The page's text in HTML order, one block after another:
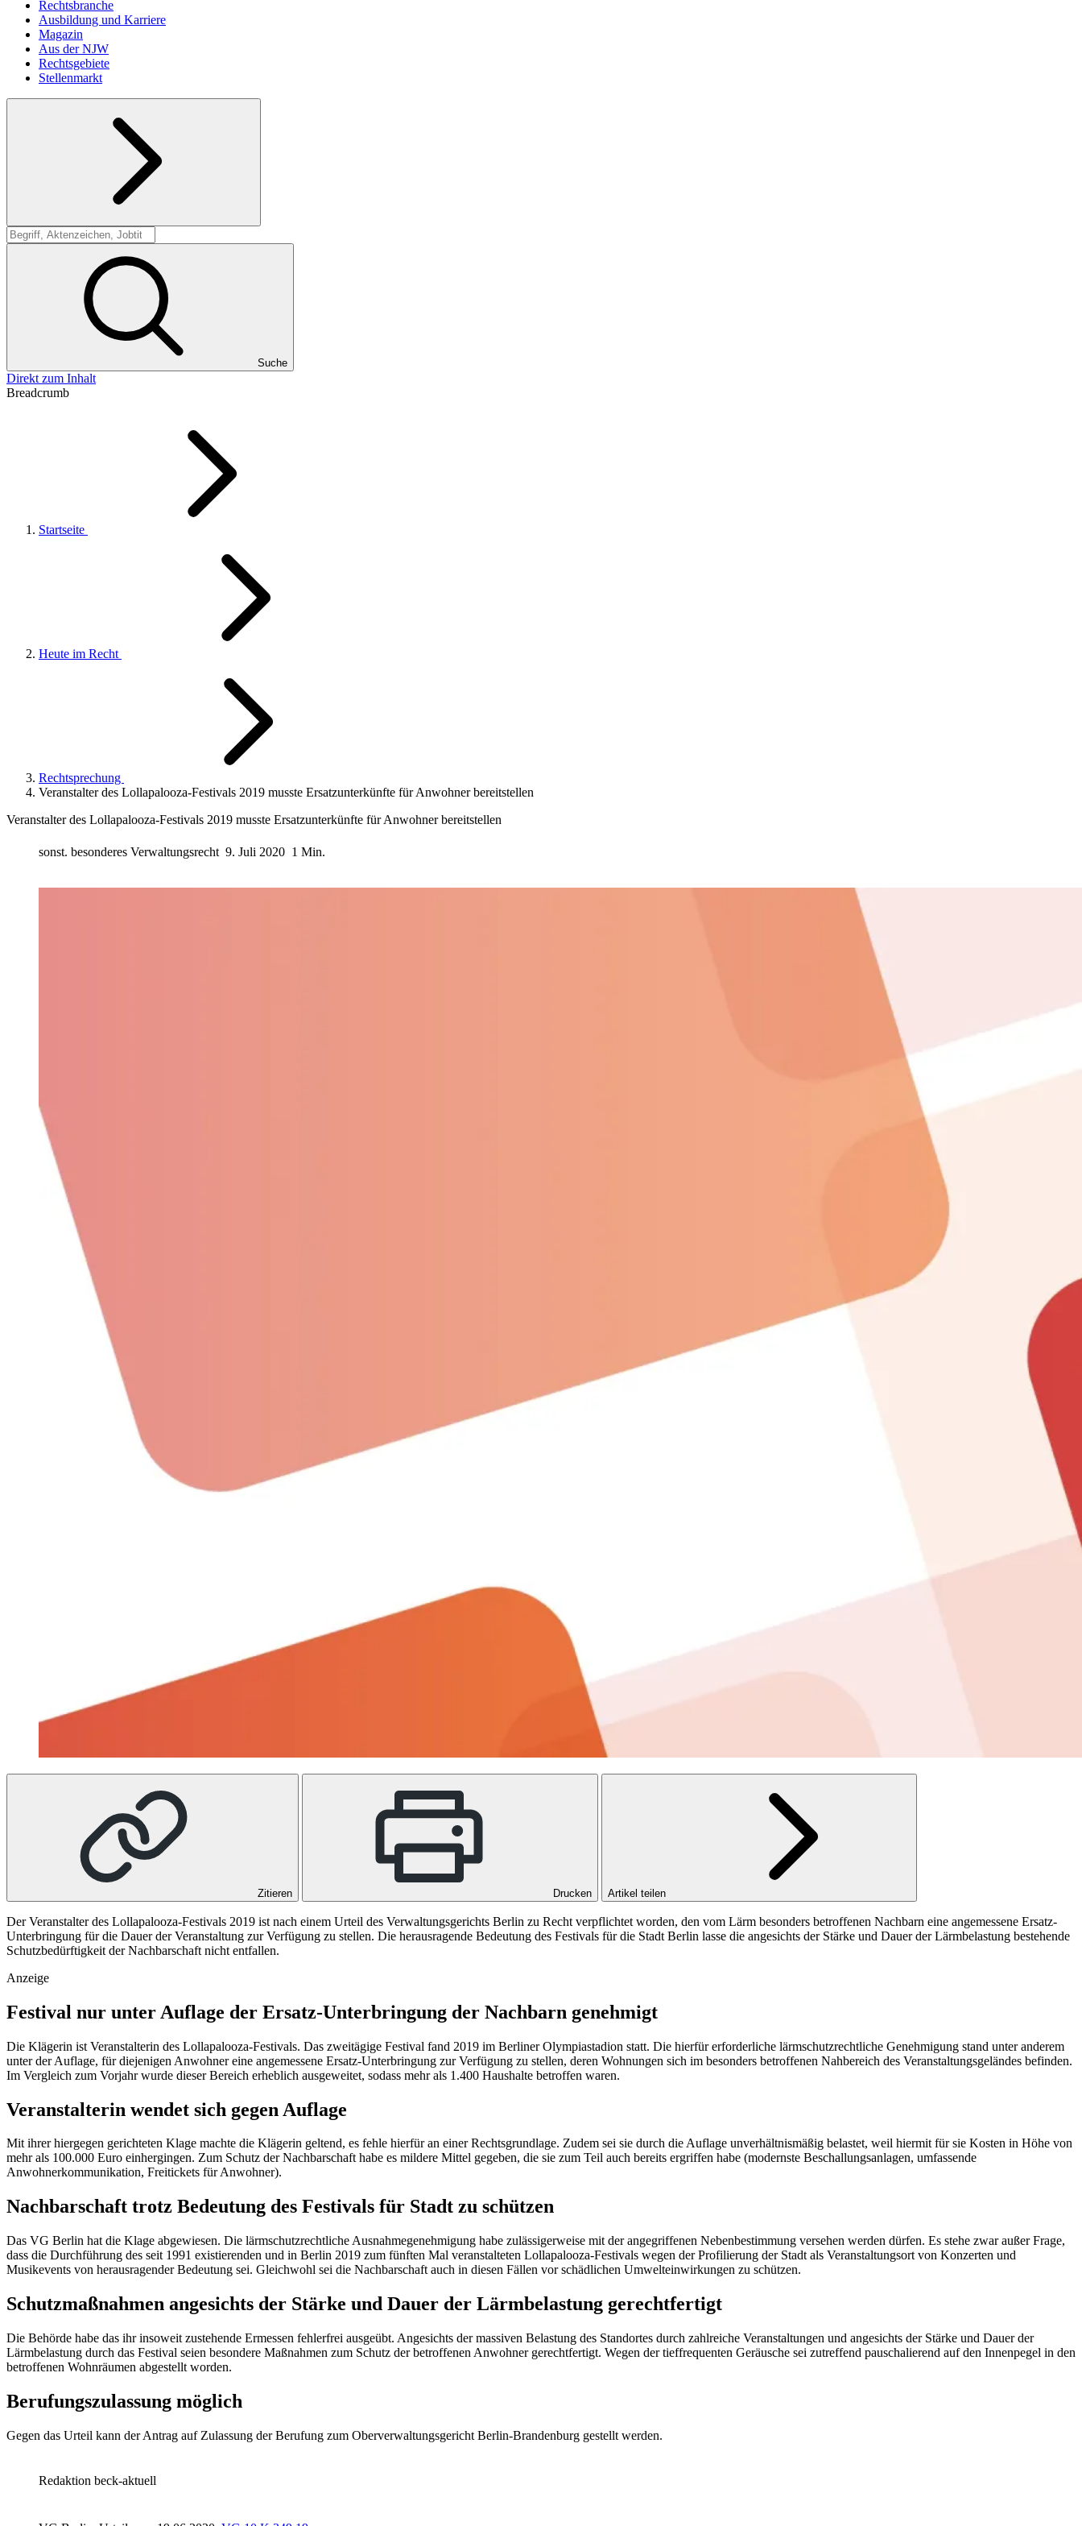
Rechtsbranche
Ausbildung und Karriere
Magazin
Aus der NJW
Rechtsgebiete
Stellenmarkt
Suche
Suche
Direkt zum Inhalt
Breadcrumb
Startseite
Heute im Recht
Rechtsprechung
Veranstalter des Lollapalooza-Festivals 2019 musste Ersatzunterkünfte für Anwohner bereitstellen
Veranstalter des Lollapalooza-Festivals 2019 musste Ersatzunterkünfte für Anwohner bereitstellen
sonst. besonderes Verwaltungsrecht 9. Juli 2020 1 Min.
Zitieren Drucken Artikel teilen
Der Veranstalter des Lollapalooza-Festivals 2019 ist nach einem Urteil des Verwaltungsgerichts Berlin zu Recht verpflichtet worden, den vom Lärm besonders betroffenen Nachbarn eine angemessene Ersatz-
Unterbringung für die Dauer der Veranstaltung zur Verfügung zu stellen. Die herausragende Bedeutung des Festivals für die Stadt Berlin lasse die angesichts der Stärke und Dauer der Lärmbelastung bestehende
Schutzbedürftigkeit der Nachbarschaft nicht entfallen.
Anzeige
Festival nur unter Auflage der Ersatz-Unterbringung der Nachbarn genehmigt
Die Klägerin ist Veranstalterin des Lollapalooza-Festivals. Das zweitägige Festival fand 2019 im Berliner Olympiastadion statt. Die hierfür erforderliche lärmschutzrechtliche Genehmigung stand unter anderem
unter der Auflage, für diejenigen Anwohner eine angemessene Ersatz-Unterbringung zur Verfügung zu stellen, deren Wohnungen sich im besonders betroffenen Nahbereich des Veranstaltungsgeländes befinden.
Im Vergleich zum Vorjahr wurde dieser Bereich erheblich ausgeweitet, sodass mehr als 1.400 Haushalte betroffen waren.
Veranstalterin wendet sich gegen Auflage
Mit ihrer hiergegen gerichteten Klage machte die Klägerin geltend, es fehle hierfür an einer Rechtsgrundlage. Zudem sei sie durch die Auflage unverhältnismäßig belastet, weil hiermit für sie Kosten in Höhe von
mehr als 100.000 Euro einhergingen. Zum Schutz der Nachbarschaft habe es mildere Mittel gegeben, die sie zum Teil auch bereits ergriffen habe (modernste Beschallungsanlagen, umfassende
Anwohnerkommunikation, Freitickets für Anwohner).
Nachbarschaft trotz Bedeutung des Festivals für Stadt zu schützen
Das VG Berlin hat die Klage abgewiesen. Die lärmschutzrechtliche Ausnahmegenehmigung habe zulässigerweise mit der angegriffenen Nebenbestimmung versehen werden dürfen. Es stehe zwar außer Frage,
dass die Durchführung des seit 1991 existierenden und in Berlin 2019 zum fünften Mal veranstalteten Lollapalooza-Festivals wegen der Profilierung der Stadt als Veranstaltungsort von Konzerten und
Musikevents von herausragender Bedeutung sei. Gleichwohl sei die Nachbarschaft auch in diesen Fällen vor schädlichen Umwelteinwirkungen zu schützen.
Schutzmaßnahmen angesichts der Stärke und Dauer der Lärmbelastung gerechtfertigt
Die Behörde habe das ihr insoweit zustehende Ermessen fehlerfrei ausgeübt. Angesichts der massiven Belastung des Standortes durch zahlreiche Veranstaltungen und angesichts der Stärke und Dauer der
Lärmbelastung durch das Festival seien besondere Maßnahmen zum Schutz der betroffenen Anwohner gerechtfertigt. Wegen der tieffrequenten Geräusche sei zutreffend pauschalierend auf den Innenpegel in den
betroffenen Wohnräumen abgestellt worden.
Berufungszulassung möglich
Gegen das Urteil kann der Antrag auf Zulassung der Berufung zum Oberverwaltungsgericht Berlin-Brandenburg gestellt werden.
Redaktion beck-aktuell